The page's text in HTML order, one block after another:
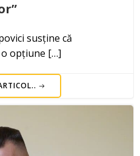
susține că
opțiune […]